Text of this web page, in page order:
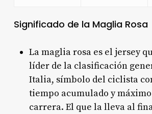
Significado de la Maglia Rosa
La maglia rosa es el jersey
líder de la clasificación
Italia, símbolo del ciclista
tiempo acumulado y
carrera. El que la lleva al